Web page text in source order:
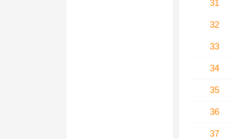
31
32
33
34
35
36
37